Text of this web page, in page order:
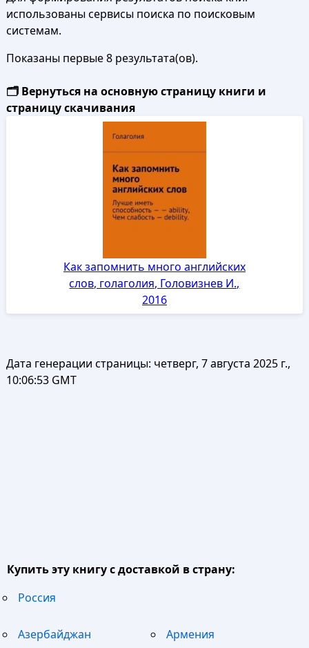
использованы сервисы поиска по поисковым
системам.
Показаны первые 8 результата(ов).
🗂️ Вернуться на основную страницу книги и
страницу скачивания
Как запомнить много английских
слов, голаголия, Головизнев И.,
2016
Дата генерации страницы: четверг, 7 августа 2025 г.,
10:06:53 GMT
Купить эту книгу с доставкой в страну:
Россия
Азербайджан Армения